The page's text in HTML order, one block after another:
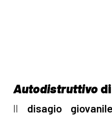
Autodistruttivo
Il disagio giovanile